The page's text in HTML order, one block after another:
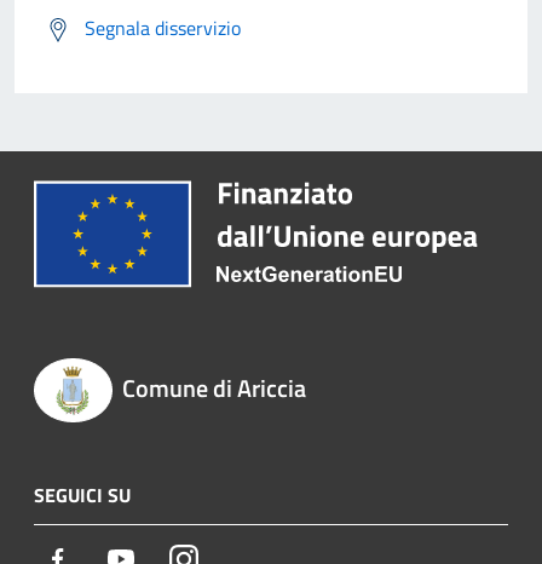
Segnala disservizio
Comune di Ariccia
SEGUICI SU
Facebook YoutubeInstagram